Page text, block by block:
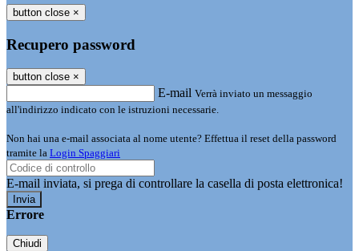
button close ×
Recupero password
button close ×
E-mail Verrà inviato un messaggio
all'indirizzo indicato con le istruzioni necessarie.
Non hai una e-mail associata al nome utente? Effettua il reset della password
tramite la Login Spaggiari
E-mail inviata, si prega di controllare la casella di posta elettronica!
Errore
Chiudi